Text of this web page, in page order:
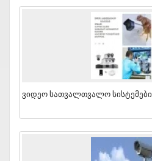
Ვიდეო Სათვალთვალო Სისტემები